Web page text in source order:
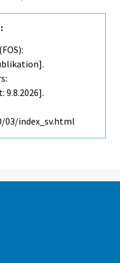
:
index_sv.html